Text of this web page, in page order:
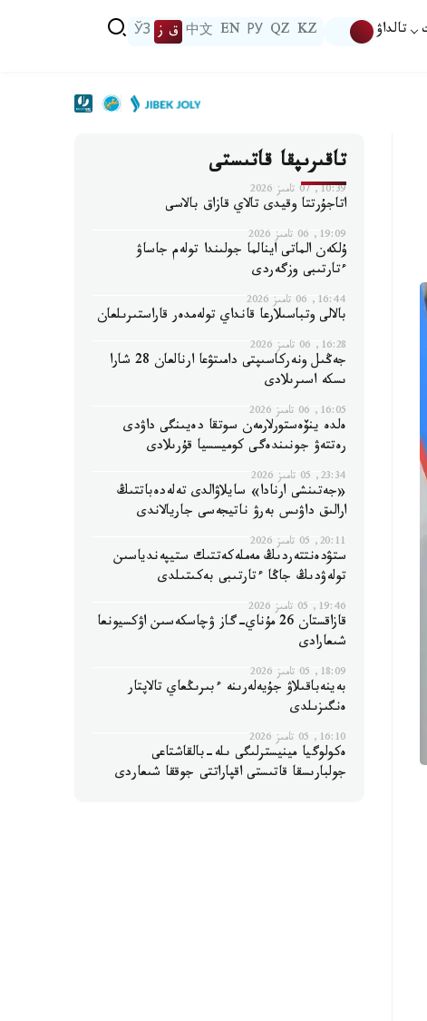
تالداۋ KZ
QZ
РУ
EN
中文 ق ز ЎЗ
تاقىرىپقا قاتىستى
10:39, 07 تامىز 2026
اتاجۇرتتا وقيدى تالاي قازاق بالاسى
19:09, 06 تامىز 2026
ۇلكەن الماتى اينالما جولىندا تولەم جاساۋ
ءتارتىبى وزگەردى
16:44, 06 تامىز 2026
بالالى وتباسىلارعا قانداي تولەمدەر قاراستىرىلعان
16:28, 06 تامىز 2026
جەڭىل ونەركاسىپتى دامىتۋعا ارنالعان 28 شارا
ىسكە اسىرىلادى
16:05, 06 تامىز 2026
ەلدە ينۆەستورلارمەن سوتقا دەيىنگى داۋدى
رەتتەۋ جونىندەگى كوميسسيا قۇرىلادى
23:34, 05 تامىز 2026
«جەتىنشى ارنادا» سايلاۋالدى تەلەدەباتتىڭ
ارالىق داۋىس بەرۋ ناتيجەسى جاريالاندى
20:11, 05 تامىز 2026
ستۋدەنتتەردىڭ مەملەكەتتىك ستيپەندياسىن
تولەۋدىڭ جاڭا ءتارتىبى بەكىتىلدى
19:46, 05 تامىز 2026
قازاقستان 26 مۇناي-گاز ۋچاسكەسىن اۋكسيونعا
شىعارادى
18:09, 05 تامىز 2026
بەينەباقىلاۋ جۇيەلەرىنە ءبىرىڭعاي تالاپتار
ەنگىزىلدى
16:10, 05 تامىز 2026
ەكولوگيا مينيسترلىگى ىلە-بالقاشتاعى
جولبارىسقا قاتىستى اقپاراتتى جوققا شىعاردى